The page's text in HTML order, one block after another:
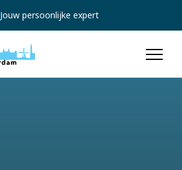
Jouw persoonlijke expert